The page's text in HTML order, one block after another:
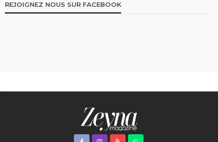
REJOIGNEZ NOUS SUR FACEBOOK